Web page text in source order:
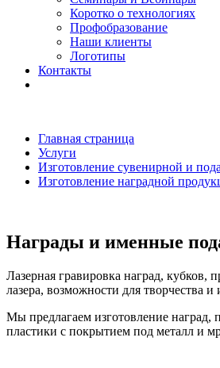
Коротко о технологиях
Профобразование
Наши клиенты
Логотипы
Контакты
Главная страница
Услуги
Изготовление сувенирной и
Изготовление наградной
Награды и именные
Лазерная гравировка наград,
лазера, возможности для творчества
Мы предлагаем изготовление наград,
пластики с покрытием под металл и